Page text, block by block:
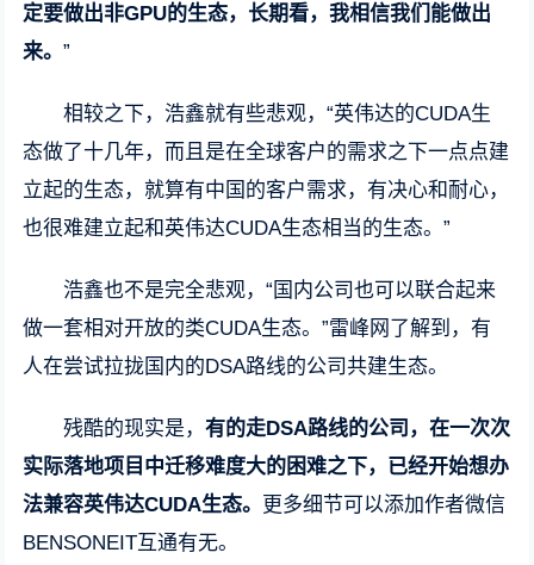
定要做出非GPU的生态，长期看，我相信我们能做出
来。”
相较之下，浩鑫就有些悲观，“英伟达的CUDA生
态做了十几年，而且是在全球客户的需求之下一点点建
立起的生态，就算有中国的客户需求，有决心和耐心，
也很难建立起和英伟达CUDA生态相当的生态。”
浩鑫也不是完全悲观，“国内公司也可以联合起来
做一套相对开放的类CUDA生态。”雷峰网了解到，有
人在尝试拉拢国内的DSA路线的公司共建生态。
残酷的现实是，有的走DSA路线的公司，在一次次
实际落地项目中迁移难度大的困难之下，已经开始想办
法兼容英伟达CUDA生态。 更多细节可以添加作者微信
BENSONEIT互通有无。